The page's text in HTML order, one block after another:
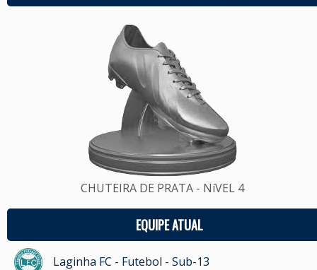
CHUTEIRA DE PRATA - NíVEL 4
EQUIPE ATUAL
Laginha FC - Futebol - Sub-13